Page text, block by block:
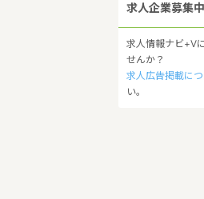
求人企業募集中
求人情報ナビ+V
せんか？
求人広告掲載に
い。